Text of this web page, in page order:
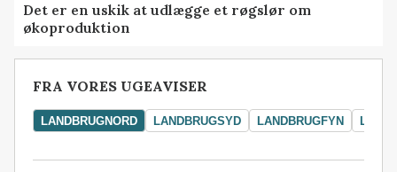
Det er en uskik at udlægge et røgslør om
økoproduktion
FRA VORES UGEAVISER
LANDBRUGNORD LANDBRUGSYD LANDBRUGFYN